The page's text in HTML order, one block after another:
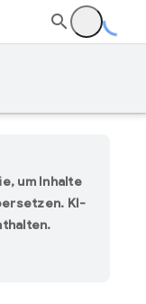
um Inhalte
KI-